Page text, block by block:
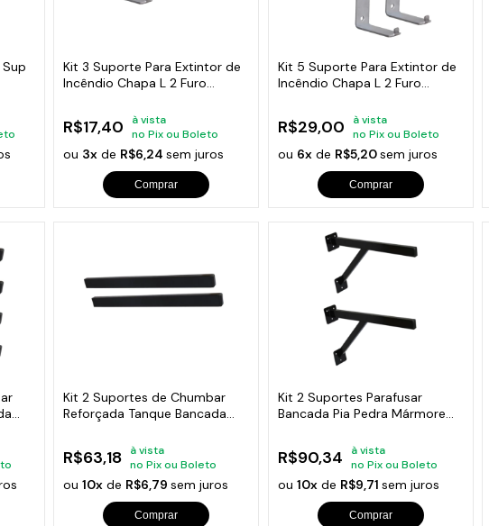
Acessorios para Piscinas
Kit 3 Suporte Para Extintor de
Incêndio Chapa L 2 Furo
R$17,40
à vista
no Pix ou Boleto
ou 3x de R$6,24sem juros
Comprar
Kit 5 Suporte Para Extintor de
Incêndio Chapa L 2 Furo
R$29,00
à vista
no Pix ou Boleto
ou 6xde R$5,20sem juros
Comprar
Kit 2 Suportes de Chumbar
Reforçada Tanque Bancada
R$63,18
à vista
no Pix ou Boleto
ou10x de R$6,79sem juros
Comprar
Kit 2 Suportes Parafusar
Bancada Pia Pedra Mármore
R$90,34
à vista
no Pix ou Boleto
ou 10xde R$9,71 sem juros
Comprar